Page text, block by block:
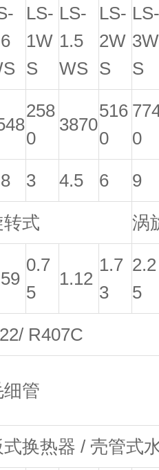
LS-
1W
S
LS-
1.5
WS
LS-
2W
S
LS-
3W
S
258
0
3870
516
0
0
3 4.5 6 9
转式 涡
0.7
5
1.12
1.7
3
2.2
5
R407C
细管
式换热器 / 壳管式